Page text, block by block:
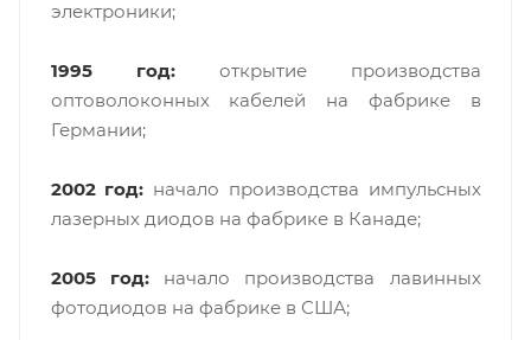
электроники;
1995 год:открытие производства
оптоволоконных кабелей на фабрике в
Германии;
2002 год: начало производства импульсных
лазерных диодов на фабрике в Канаде;
2005 год:начало производства лавинных
фотодиодов на фабрике в США;